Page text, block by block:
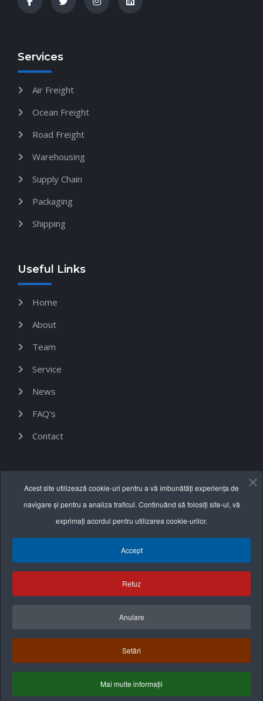
Services
Air Freight
Ocean Freight
Road Freight
Warehousing
Supply Chain
Packaging
Shipping
Useful Links
Home
About
Team
Service
News
FAQ's
Contact
Politica de confidențialitate
Acest site utilizează cookie-uri pentru a vă îmbunătăți experiența de
navigare și pentru a analiza traficul. Continuând să folosiți site-ul, vă
exprimați acordul pentru utilizarea cookie-urilor.
Accept
Refuz
Anulare
Setări
Mai multe informații